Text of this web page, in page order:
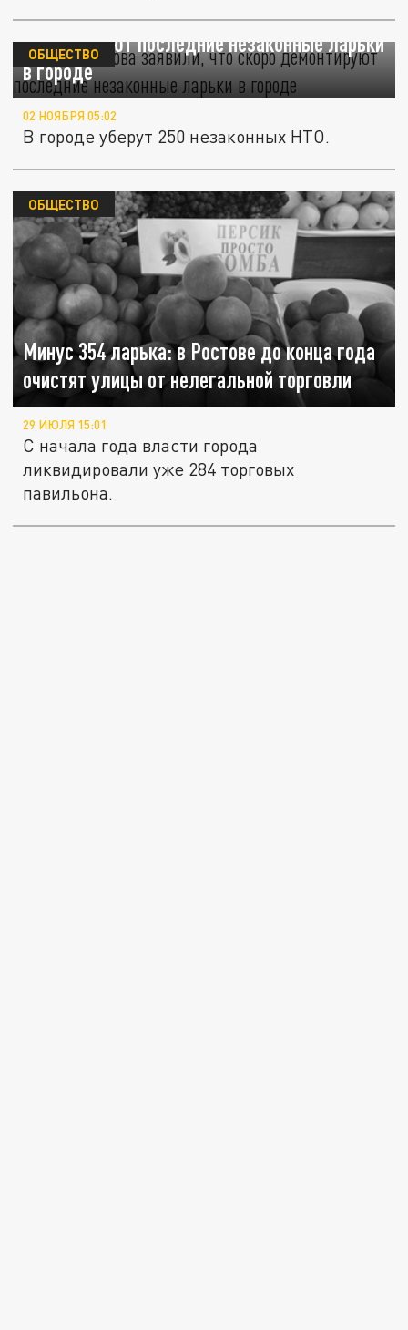
Власти Ростова заявили, что скоро
демонтируют последние незаконные ларьки
в городе
ОБЩЕСТВО
02 НОЯБРЯ 05:02
В городе уберут 250 незаконных НТО.
Минус 354 ларька: в Ростове до конца года
очистят улицы от нелегальной торговли
ОБЩЕСТВО
29 ИЮЛЯ 15:01
С начала года власти города
ликвидировали уже 284 торговых
павильона.